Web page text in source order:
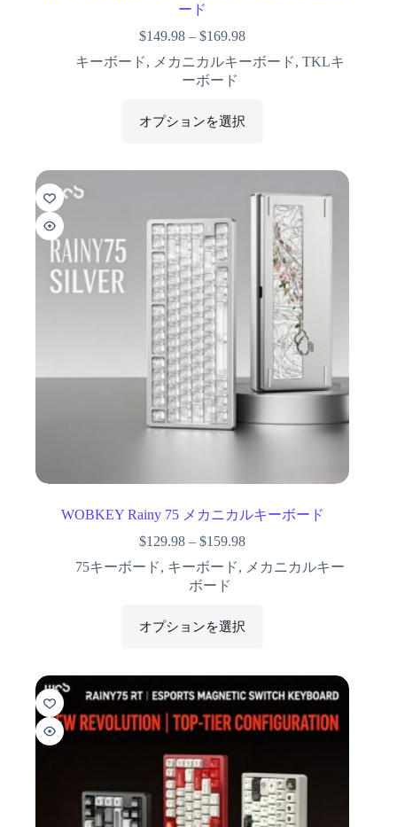
ード
$149.98 –$169.98
キーボード, メカニカルキーボード,TKLキ
ーボード
オプションを選択
WOBKEY Rainy 75 メカニカルキーボード
$129.98 –$159.98
75キーボード, キーボード, メカニカルキー
ボード
オプションを選択